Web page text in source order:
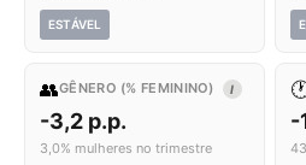
ESTÁVEL
👥GÊNERO (% FEMININO) I
-3,2 p.p.
3,0% mulheres no trimestre
-